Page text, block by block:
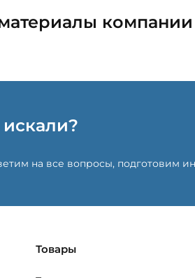
компании
на все вопросы, подготовим
Товары